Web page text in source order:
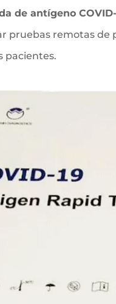
de antígeno COVID-
pruebas remotas de
pacientes.